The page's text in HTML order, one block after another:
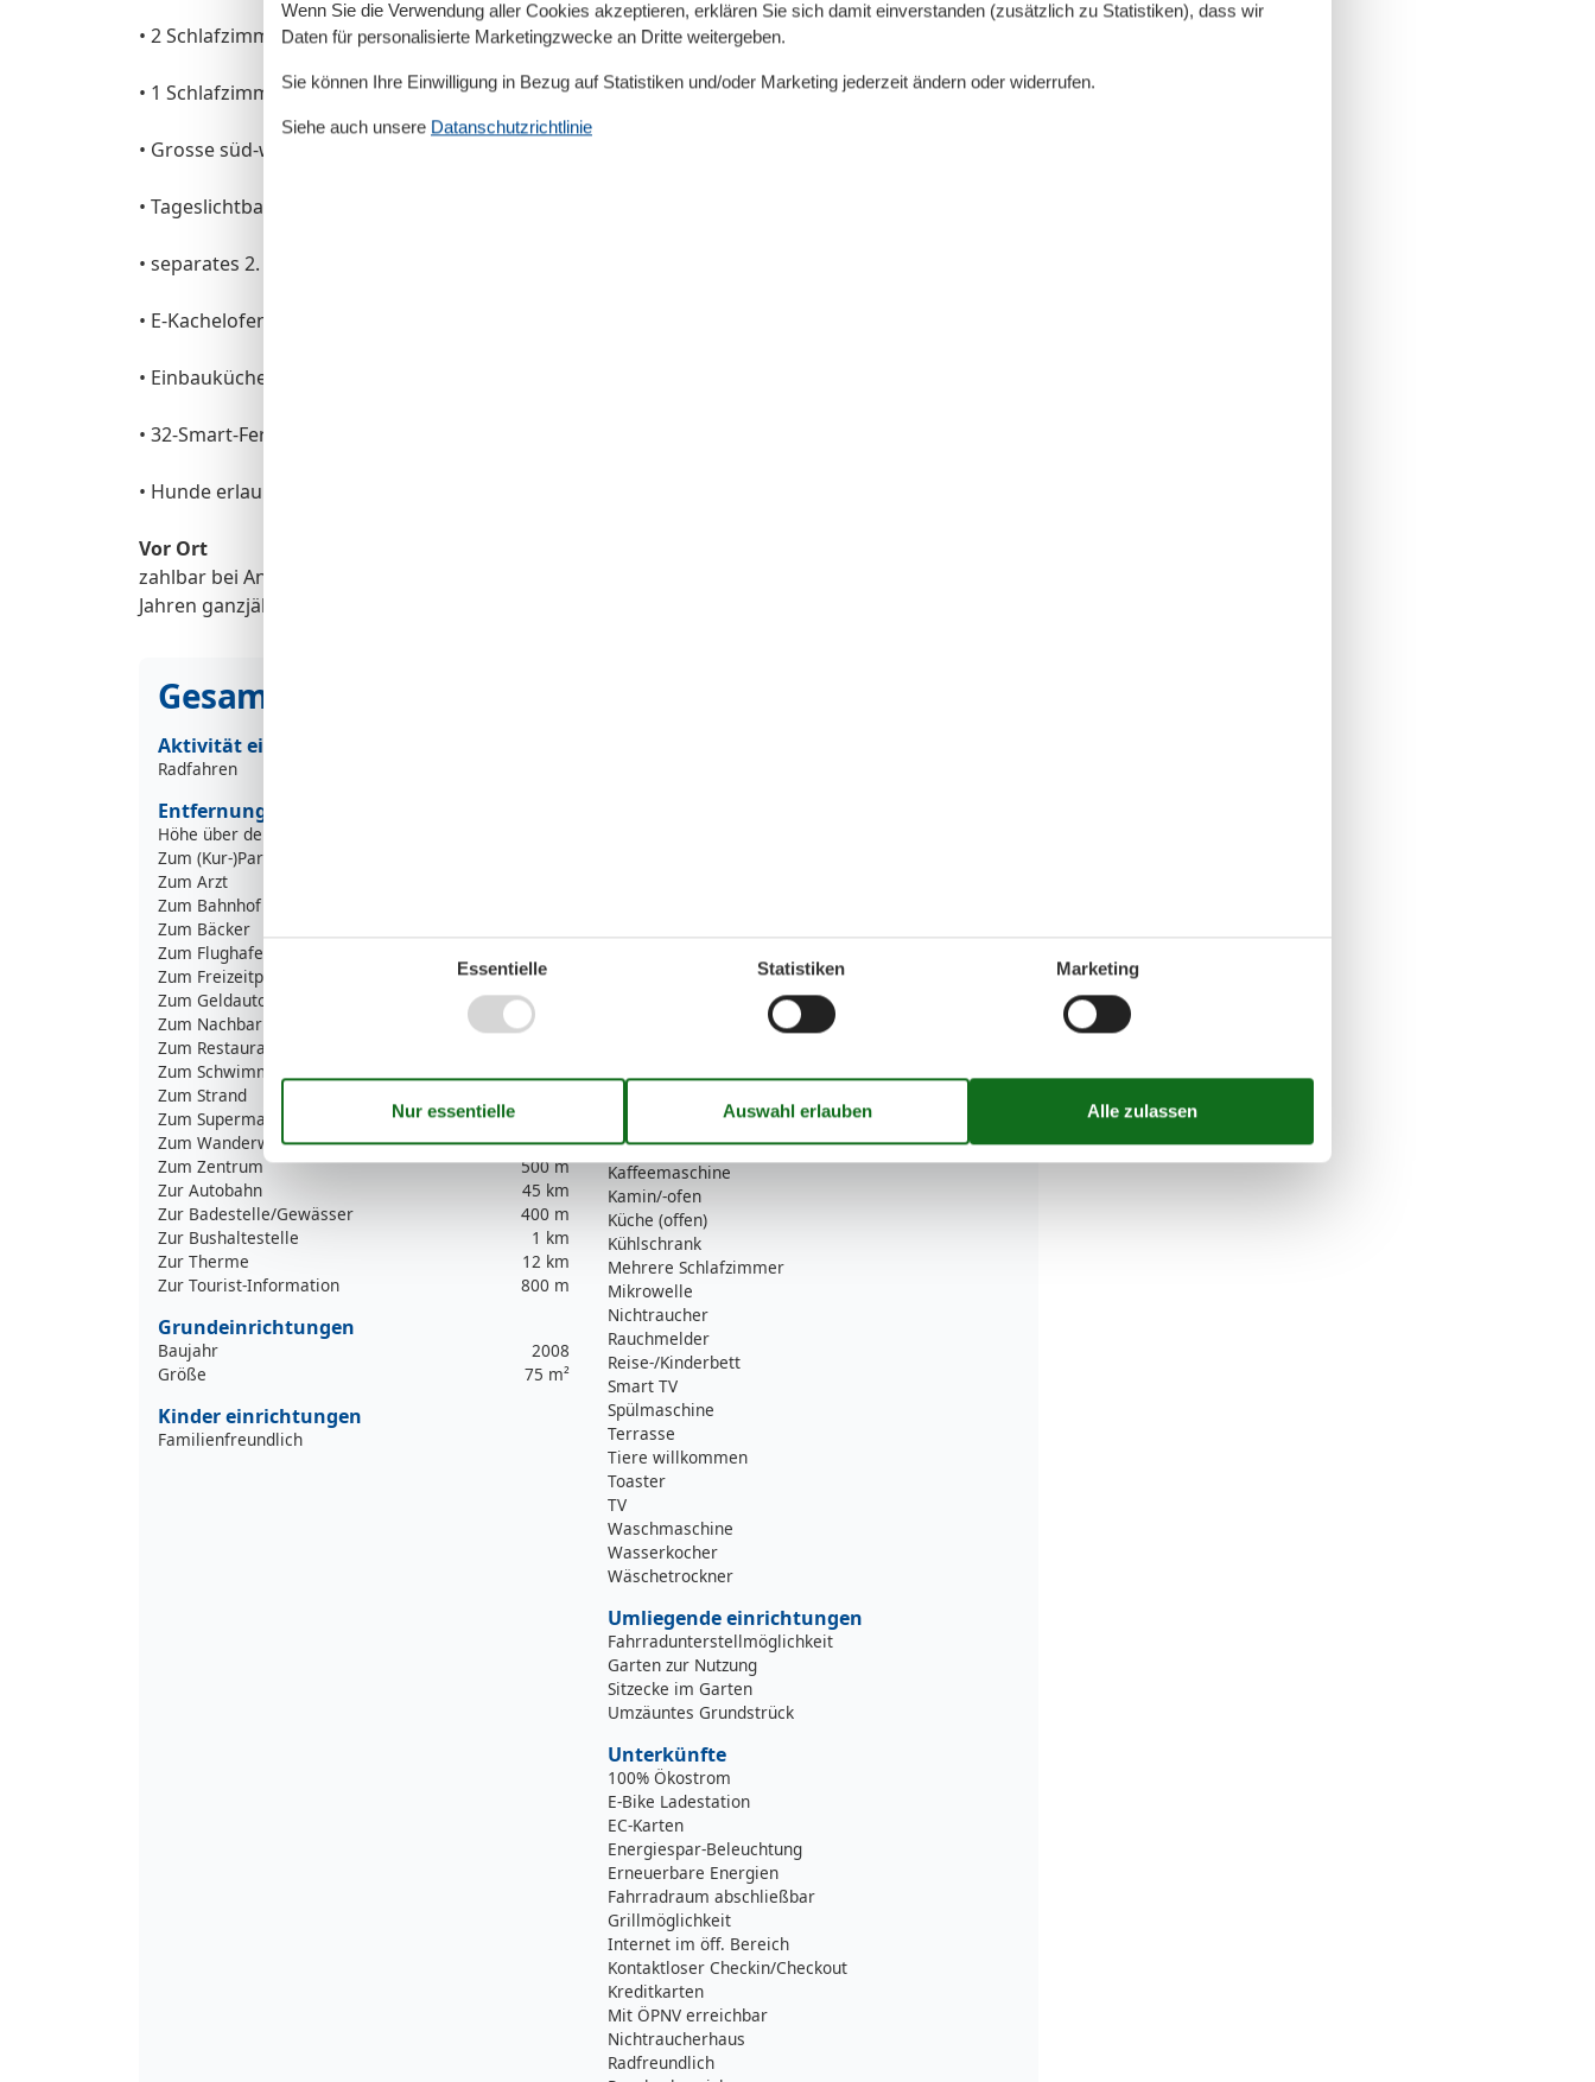
• 2 Schlafzimmern jeweils mit Doppelbett
• 1 Schlafzimmer mit Tripple-Etagenbett
• Grosse süd-west Terrasse
• Tageslichtbad
• separates 2. WC
• E-Kachelofenkamin
• Einbauküche mit Backofen
• 32-Smart-Fernseher mit Blue-Ray-Player
• Hunde erlaubt
Vor Ort
zahlbar bei Anreise pro Tag: 1.4-31.10: 3,65 Euro; 1.11-31.03: 3,25 Euro (incl. UBB); Kinder unter 6
Jahren ganzjährig frei
Gesamte Ausstattung
Aktivität einrichtungen
Radfahren
Entfernungen
Höhe über dem Meeresspiegel
Zum (Kur-)Park/Wald
Zum Arzt
Zum Bahnhof
Zum Bäcker
Zum Flughafen
Zum Freizeitpark
1,5 km
Zum Geldautomaten/Bank
1 km
Zum Nachbarn
10 m
Zum Restaurant
Zum Schwimm-/Spaßbad
Zum Strand
Zum Supermarkt
Zum Wanderweg
200 m
Zum Zentrum
500 m
Zur Autobahn
45 km
Zur Badestelle/Gewässer
400 m
Zur Bushaltestelle
1 km
Zur Therme
12 km
Zur Tourist-Information
800 m
Grundeinrichtungen
Baujahr
2008
Größe
75 m²
Kinder einrichtungen
Familienfreundlich
Gefriermöglichkeit
Haustiere erlaubt oder auf Anfrage
Insektenschutz/Gaze
Internet - WLAN
Kachelofen
Kaffeemaschine
Kamin/-ofen
Küche (offen)
Kühlschrank
Mehrere Schlafzimmer
Mikrowelle
Nichtraucher
Rauchmelder
Reise-/Kinderbett
Smart TV
Spülmaschine
Terrasse
Tiere willkommen
Toaster
TV
Waschmaschine
Wasserkocher
Wäschetrockner
Umliegende einrichtungen
Fahrradunterstellmöglichkeit
Garten zur Nutzung
Sitzecke im Garten
Umzäuntes Grundstrück
Unterkünfte
100% Ökostrom
E-Bike Ladestation
EC-Karten
Energiespar-Beleuchtung
Erneuerbare Energien
Fahrradraum abschließbar
Grillmöglichkeit
Internet im öff. Bereich
Kontaktloser Checkin/Checkout
Kreditkarten
Mit ÖPNV erreichbar
Nichtraucherhaus
Radfreundlich
Wenn Sie die Verwendung aller Cookies akzeptieren, erklären Sie sich damit einverstanden (zusätzlich zu Statistiken), dass wir
Daten für personalisierte Marketingzwecke an Dritte weitergeben.
Sie können Ihre Einwilligung in Bezug auf Statistiken und/oder Marketing jederzeit ändern oder widerrufen.
Siehe auch unsere Datanschutzrichtlinie
Essentielle Statistiken Marketing